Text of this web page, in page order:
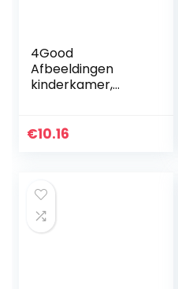
4Good
Afbeeldingen
kinderkamer,
zon, maan, sterren,
€10.16